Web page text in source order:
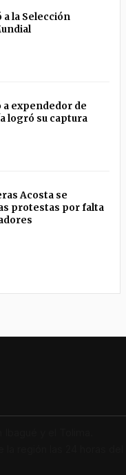
la Selección
a expendedor de
logró su captura
Acosta se
protestas por falta